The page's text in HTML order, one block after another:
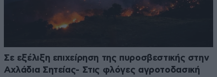
Σε εξέλιξη επιχείρηση της πυροσβεστικής στην
Αχλάδια Σητείας- Στις φλόγες αγροτοδασική